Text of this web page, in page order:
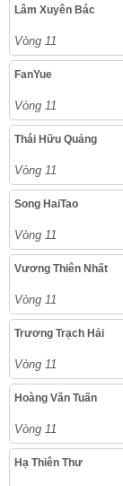
Lâm Xuyên Bác
Vòng 11
FanYue
Vòng 11
Thái Hữu Quảng
Vòng 11
Song HaiTao
Vòng 11
Vương Thiên Nhất
Vòng 11
Trương Trạch Hải
Vòng 11
Hoàng Văn Tuấn
Vòng 11
Hạ Thiên Thư